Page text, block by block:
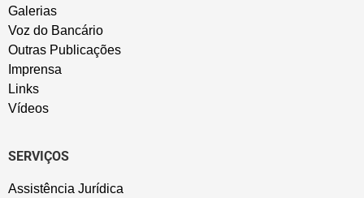
Galerias
Voz do Bancário
Outras Publicações
Imprensa
Links
Vídeos
SERVIÇOS
Assistência Jurídica